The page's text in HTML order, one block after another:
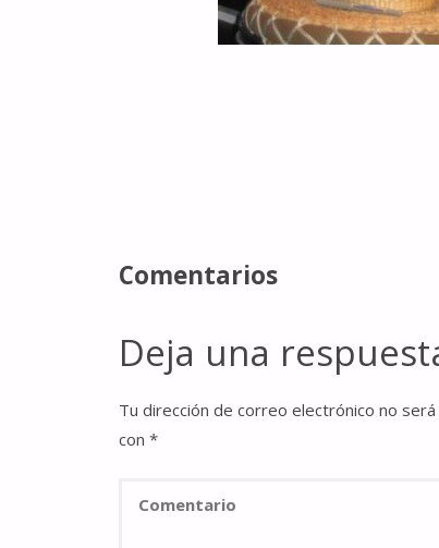
Comentarios
Deja una
Tu dirección de correo electrónico no será
con*